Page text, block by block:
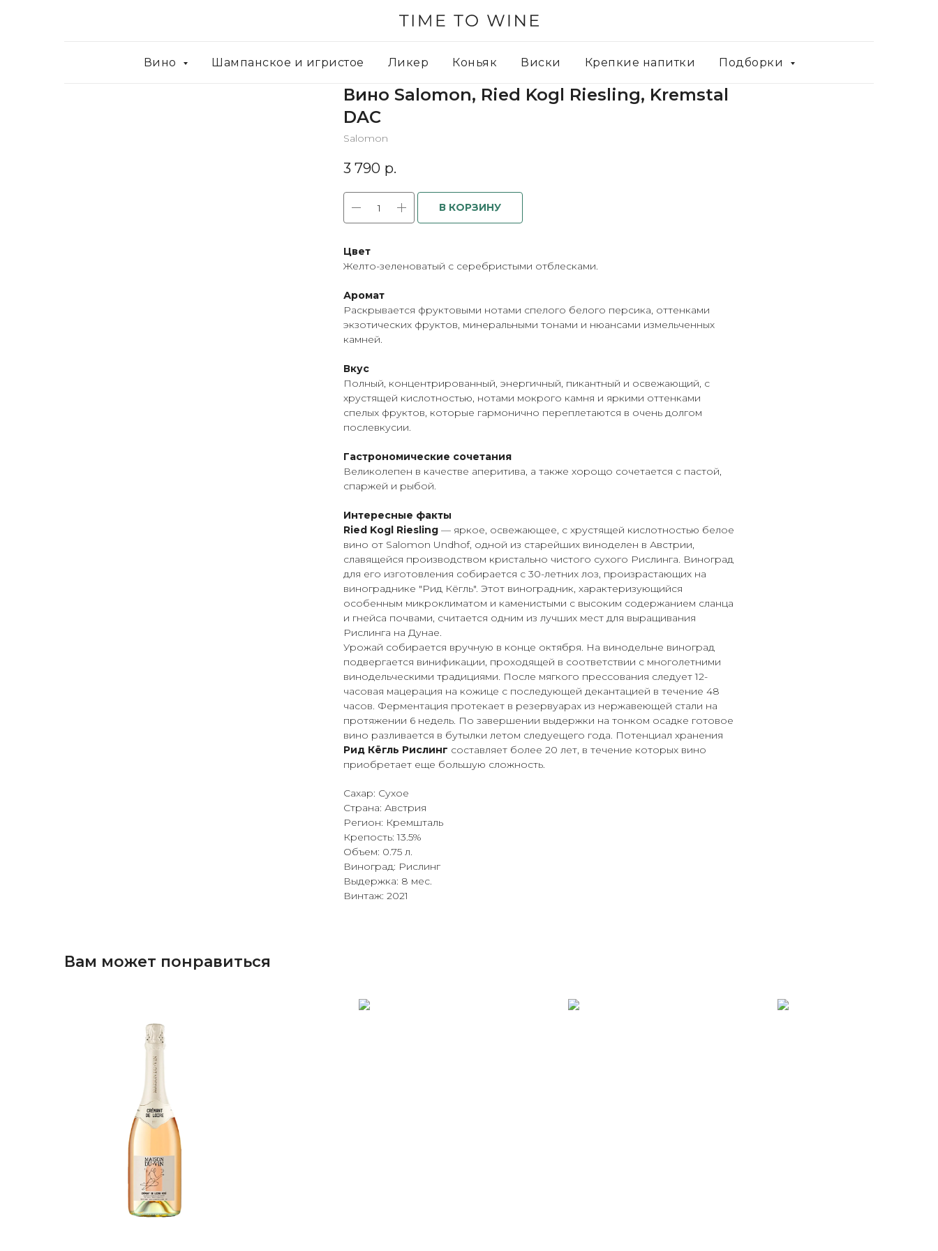
Вино Шампанское и игристое Ликер Коньяк Виски Крепкие напитки Подборки
Вино Salomon, Ried Kogl Riesling, Kremstal
DAC
Salomon
3 790 р.
В КОРЗИНУ
Цвет
Желто-зеленоватый с серебристыми отблесками.
Аромат
Раскрывается фруктовыми нотами спелого белого персика, оттенками
экзотических фруктов, минеральными тонами и нюансами измельченных
камней.
Вкус
Полный, концентрированный, энергичный, пикантный и освежающий, с
хрустящей кислотностью, нотами мокрого камня и яркими оттенками
спелых фруктов, которые гармонично переплетаются в очень долгом
послевкусии.
Гастрономические сочетания
Великолепен в качестве аперитива, а также хорощо сочетается с пастой,
спаржей и рыбой.
Интересные факты
Ried Kogl Riesling — яркое, освежающее, с хрустящей кислотностью белое
вино от Salomon Undhof, одной из старейших виноделен в Австрии,
славящейся производством кристально чистого сухого Рислинга. Виноград
для его изготовления собирается с 30-летних лоз, произрастающих на
винограднике "Рид Кёгль". Этот виноградник, характеризующийся
особенным микроклиматом и каменистыми с высоким содержанием сланца
и гнейса почвами, считается одним из лучших мест для выращивания
Рислинга на Дунае.
Урожай собирается вручную в конце октября. На винодельне виноград
подвергается винификации, проходящей в соответствии с многолетними
винодельческими традициями. После мягкого прессования следует 12-
часовая мацерация на кожице с последующей декантацией в течение 48
часов. Ферментация протекает в резервуарах из нержавеющей стали на
протяжении 6 недель. По завершении выдержки на тонком осадке готовое
вино разливается в бутылки летом следуещего года. Потенциал хранения
Рид Кёгль Рислинг составляет более 20 лет, в течение которых вино
приобретает еще большую сложность.
Сахар: Сухое
Страна: Австрия
Регион: Кремшталь
Крепость: 13.5%
Объем: 0.75 л.
Виноград: Рислинг
Выдержка: 8 мес.
Винтаж: 2021
Вам может понравиться